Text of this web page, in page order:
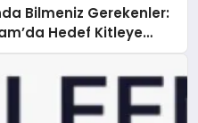
Bilmeniz Gerekenler:
Hedef Kitleye